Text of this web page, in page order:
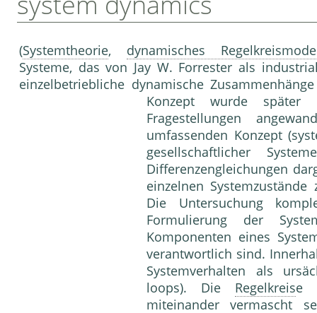
(Systemtheorie, dynamisches
Systeme, das von Jay W. Forrester als
einzelbetriebliche dynamische
Konzept wurde später
Fragestellungen
umfassenden Konzept
gesellschaftlicher
Differenzengleichungen
einzelnen
Die Untersuchung
Formulierung der
Komponenten eines
verantwortlich sind.
Systemverhalten als
loops). Die Regelkreise
miteinander vermascht